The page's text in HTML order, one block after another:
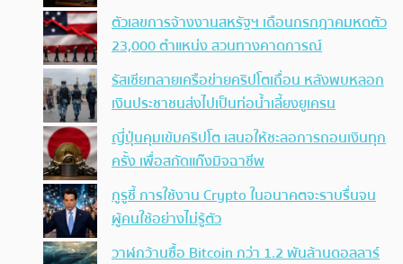
ตัวเลขการจ้างงานสหรัฐฯ เดือนกรกฎาคมหดตัว
23,000 ตำแหน่ง สวนทางคาดการณ์
รัสเซียทลายเครือข่ายคริปโตเถื่อน หลังพบหลอก
เงินประชาชนส่งไปเป็นท่อน้ำเลี้ยงยูเครน
ญี่ปุ่นคุมเข้มคริปโต เสนอให้ชะลอการถอนเงินทุก
ครั้ง เพื่อสกัดแก๊งมิจฉาชีพ
กูรูชี้ การใช้งาน Crypto ในอนาคตจะราบรื่นจน
ผู้คนใช้อย่างไม่รู้ตัว
วาฬกว้านซื้อ Bitcoin กว่า 1.2 พันล้านดอลลาร์